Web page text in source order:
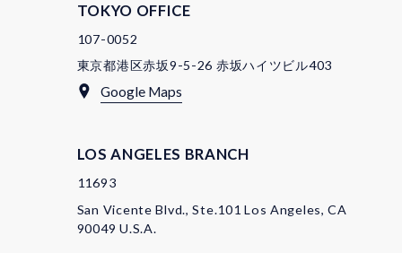
TOKYO OFFICE
107-0052
東京都港区赤坂9-5-26 赤坂ハイツビル403
Google Maps
LOS ANGELES BRANCH
11693
San Vicente Blvd., Ste.101 Los Angeles, CA
90049 U.S.A.